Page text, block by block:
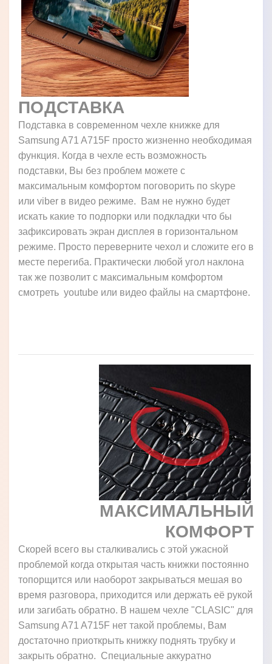
ПОДСТАВКА
Подставка в современном чехле книжке для
Samsung A71 A715F просто жизненно необходимая
функция. Когда в чехле есть возможность
подставки, Вы без проблем можете с
максимальным комфортом поговорить по skype
или viber в видео режиме. Вам не нужно будет
искать какие то подпорки или подкладки что бы
зафиксировать экран дисплея в горизонтальном
режиме. Просто переверните чехол и сложите его в
месте перегиба. Практически любой угол наклона
так же позволит с максимальным комфортом
смотреть youtube или видео файлы на смартфоне.
МАКСИМАЛЬНЫЙ
КОМФОРТ
Скорей всего вы сталкивались с этой ужасной
проблемой когда открытая часть книжки постоянно
топорщится или наоборот закрываться мешая во
время разговора, приходится или держать её рукой
или загибать обратно. В нашем чехле "CLASIC" для
Samsung A71 A715F нет такой проблемы, Вам
достаточно приоткрыть книжку поднять трубку и
закрыть обратно. Специальные аккуратно